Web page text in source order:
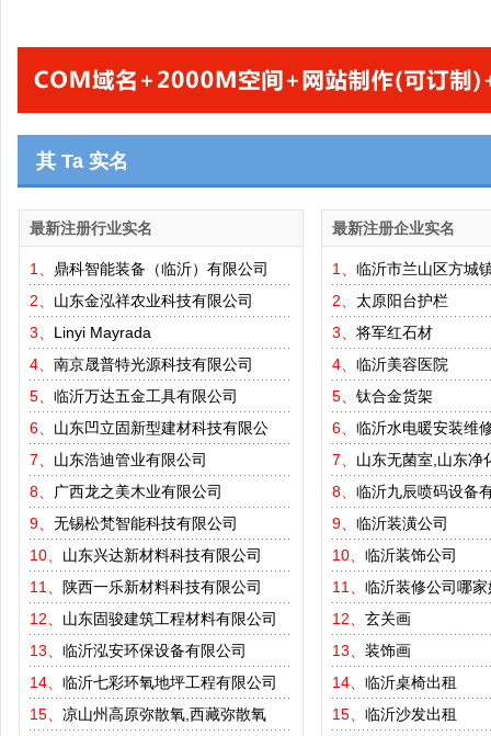
其 Ta 实名
最新注册行业实名
1、 鼎科智能装备（临沂）有限公司
2、 山东金泓祥农业科技有限公司
3、 Linyi Mayrada
4、 南京晟普特光源科技有限公司
5、 临沂万达五金工具有限公司
6、 山东凹立固新型建材科技有限公
7、 山东浩迪管业有限公司
8、
广西龙之美木业有限公司
9、 无锡松梵智能科技有限公司
10、 山东兴达新材料科技有限公司
11、
陕西一乐新材料科技有限公司
12、 山东固骏建筑工程材料有限公司
13、 临沂泓安环保设备有限公司
14、 临沂七彩环氧地坪工程有限公司
15、 凉山州高原弥散氧,西藏弥散氧
最新注册企业实名
1、 临沂市兰山区方城
2、 太原阳台护栏
3、 将军红石材
4、 临沂美容医院
5、 钛合金货架
6、 临沂水电暖安装维
7、 山东无菌室,山东净
8、 临沂九辰喷码设备
9、 临沂装潢公司
10、 临沂装饰公司
11、 临沂装修公司哪家
12、 玄关画
13、 装饰画
14、 临沂桌椅出租
15、 临沂沙发出租